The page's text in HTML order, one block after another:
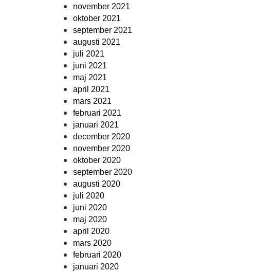
november 2021
oktober 2021
september 2021
augusti 2021
juli 2021
juni 2021
maj 2021
april 2021
mars 2021
februari 2021
januari 2021
december 2020
november 2020
oktober 2020
september 2020
augusti 2020
juli 2020
juni 2020
maj 2020
april 2020
mars 2020
februari 2020
januari 2020